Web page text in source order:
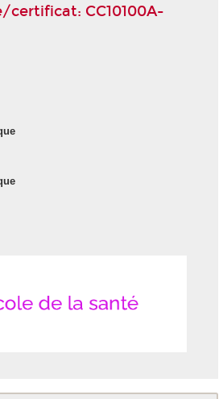
certificat: CC10100A-